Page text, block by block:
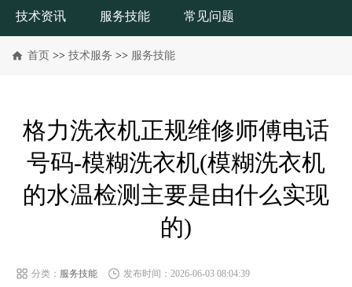
技术资讯 服务技能 常见问题
首页 >> 技术服务 >> 服务技能
格力洗衣机正规维修师傅电话
号码-模糊洗衣机(模糊洗衣机
的水温检测主要是由什么实现
的)
分类： 服务技能 发布时间：2026-06-03 08:04:39